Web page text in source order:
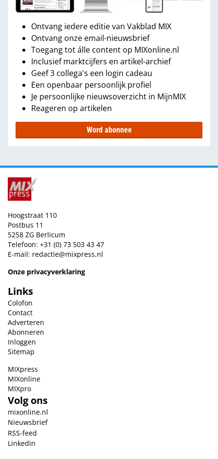
Ontvang iedere editie van Vakblad MIX
Ontvang onze email-nieuwsbrief
Toegang tot álle content op MIXonline.nl
Inclusief marktcijfers en artikel-archief
Geef 3 collega's een login cadeau
Een openbaar persoonlijk profiel
Je persoonlijke nieuwsoverzicht in MijnMIX
Reageren op artikelen
Word abonnee
Hoogstraat 110
Postbus 11
5258 ZG Berlicum
Telefoon: +31 (0) 73 503 43 47
E-mail: redactie@mixpress.nl
Onze privacyverklaring
Links
Colofon
Contact
Adverteren
Abonneren
Inloggen
Sitemap
MIXpress
MIXonline
MIXpro
Volg ons
mixonline.nl
Nieuwsbrief
RSS-feed
Linkedin